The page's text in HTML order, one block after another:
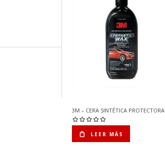
3M – CERA SINTÉTICA PROTECTORA
LEER MÁS